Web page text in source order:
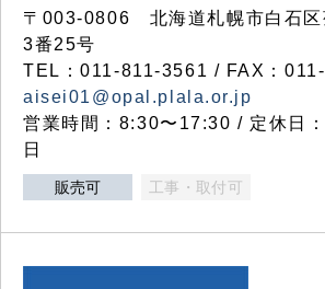
〒003-0806 北海道札幌市白石区
3番25号
TEL：011-811-3561 / FAX：
aisei01@opal.plala.or.jp
営業時間：8:30〜17:30 / 定休日
日
販売可 工事・取付可